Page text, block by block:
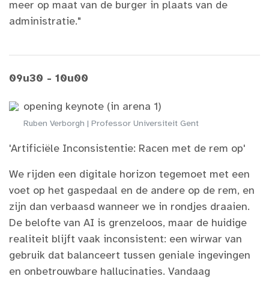
meer op maat van de burger in plaats van de
administratie."
09u30 - 10u00
opening keynote (in arena 1)
Ruben Verborgh | Professor Universiteit Gent
'Artificiële Inconsistentie: Racen met de rem op'
We rijden een digitale horizon tegemoet met een
voet op het gaspedaal en de andere op de rem, en
zijn dan verbaasd wanneer we in rondjes draaien.
De belofte van AI is grenzeloos, maar de huidige
realiteit blijft vaak inconsistent: een wirwar van
gebruik dat balanceert tussen geniale ingevingen
en onbetrouwbare hallucinaties. Vandaag